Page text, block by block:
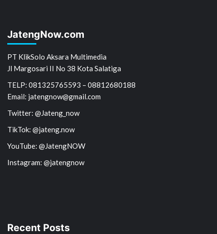
JatengNow.com
PT KlikSolo Aksara Multimedia
Jl Margosari II No 38 Kota Salatiga
TELP: 081325765593 – 08812680188
Email: jatengnow@gmail.com
Twitter: @Jateng_now
TikTok: @jateng.now
YouTube: @JatengNOW
Instagram: @jatengnow
Recent Posts